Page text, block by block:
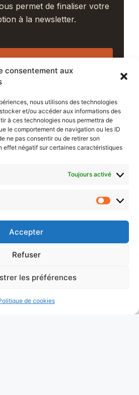
consentement aux
nous utilisons des technologies
et/ou accéder aux informations des
à ces technologies nous permettra de
le comportement de navigation ou les ID
ne pas consentir ou de retirer son
effet négatif sur certaines caractéristiques
Toujours activé
Accepter
Refuser
les préférences
de cookies
permet de finaliser votre
à la newsletter.
le carnet (PDF) →
n’a pas démarré ?
sur le bouton ci-dessus. Et
philippe@hensmans.orgà
bien recevoir la suite.